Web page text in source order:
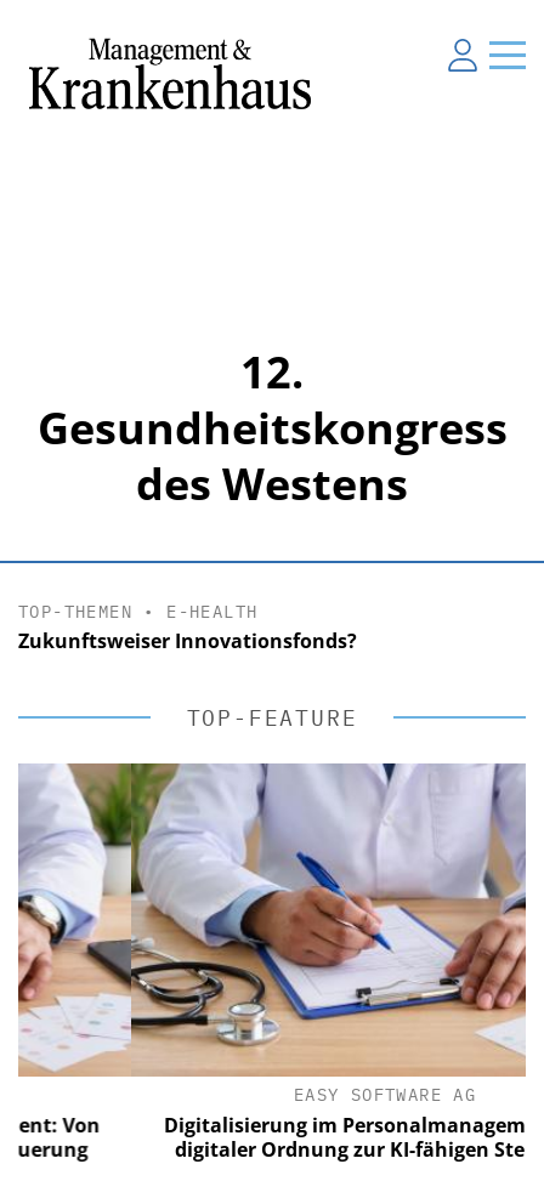
12.
Gesundheitskongress
des Westens
TOP-THEMEN • E-HEALTH
Zukunftsweiser Innovationsfonds?
TOP-FEATURE
EASY SOFTWARE AG
Digitalisierung im Personalmanagement:
digitaler Ordnung zur KI-fähigen Steuerung